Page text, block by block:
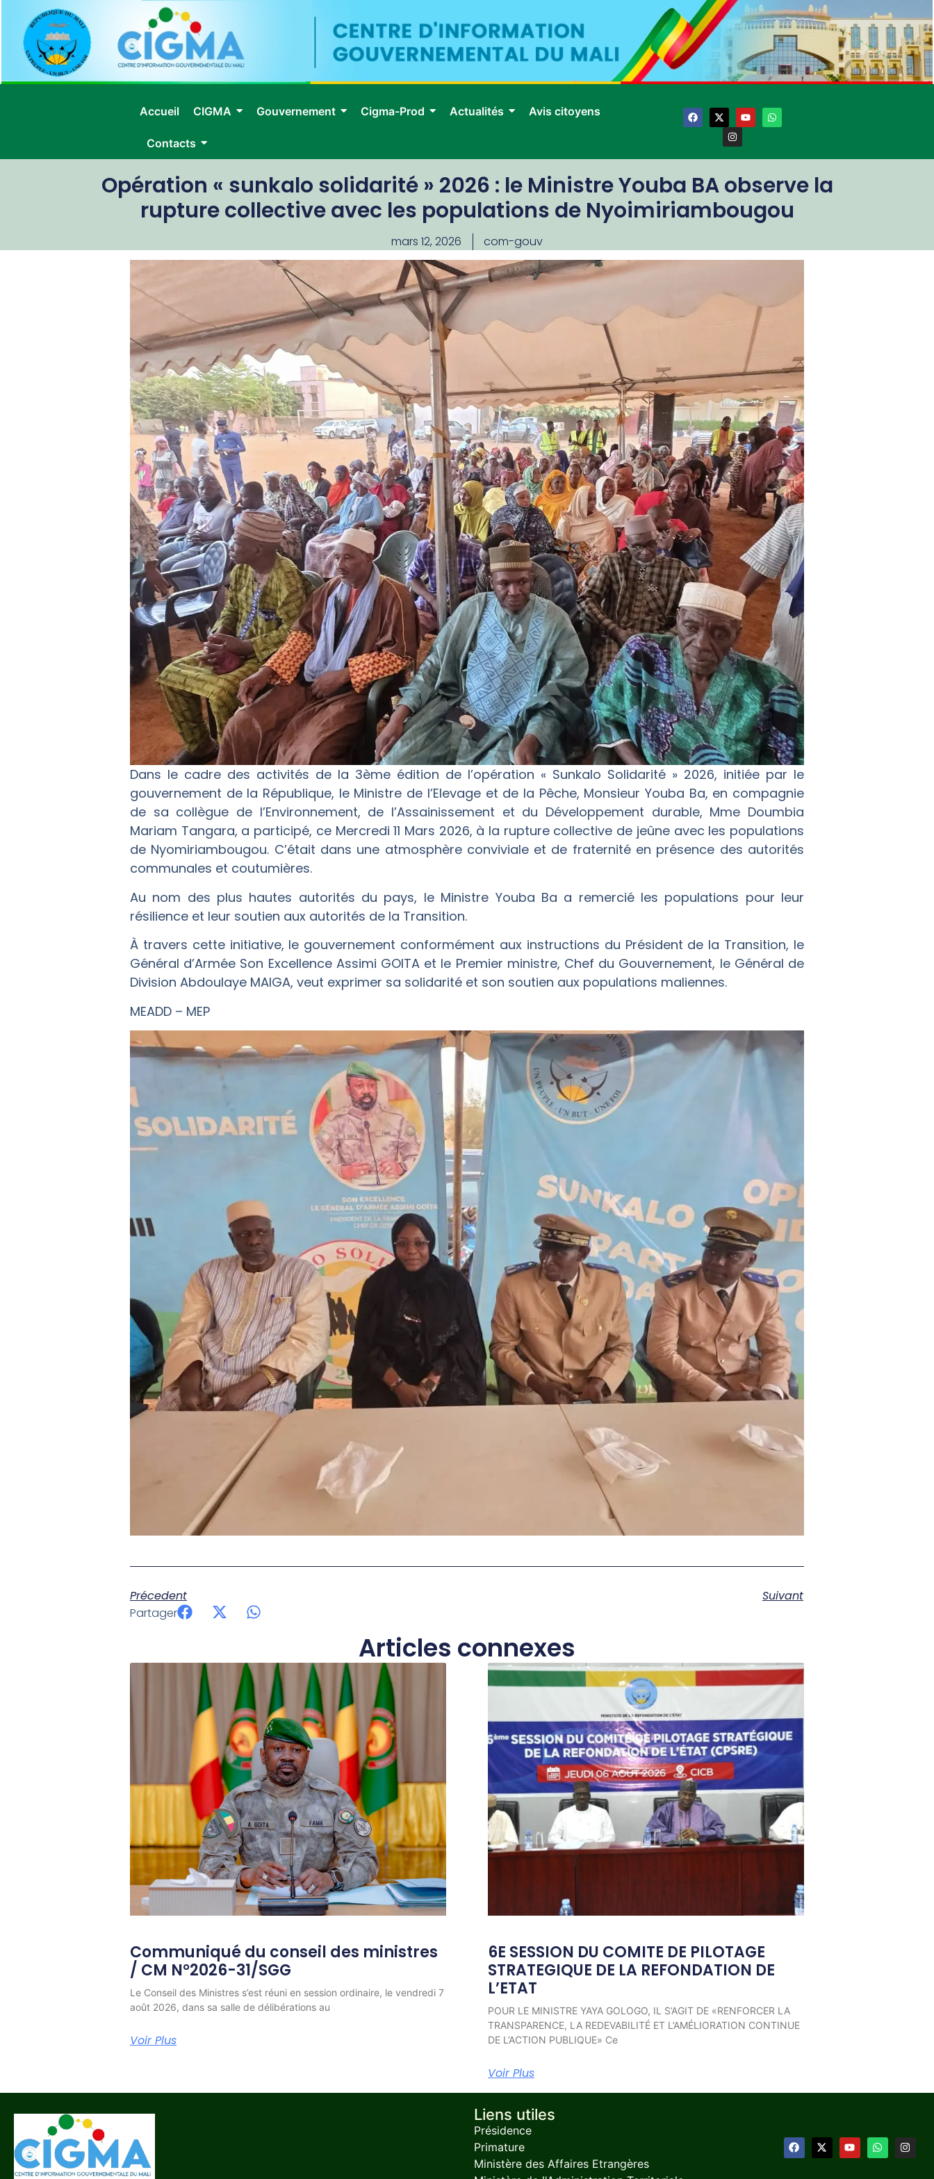
Accueil CIGMA Gouvernement Cigma-Prod Actualités Avis citoyens
Contacts
Opération « sunkalo solidarité » 2026 : le Ministre Youba BA observe la
rupture collective avec les populations de Nyoimiriambougou
mars 12, 2026 com-gouv
Dans le cadre des activités de la 3ème édition de l’opération « Sunkalo Solidarité » 2026, initiée par le
gouvernement de la République, le Ministre de l’Elevage et de la Pêche, Monsieur Youba Ba, en compagnie
de sa collègue de l’Environnement, de l’Assainissement et du Développement durable, Mme Doumbia
Mariam Tangara, a participé, ce Mercredi 11 Mars 2026, à la rupture collective de jeûne avec les populations
de Nyomiriambougou. C’était dans une atmosphère conviviale et de fraternité en présence des autorités
communales et coutumières.
Au nom des plus hautes autorités du pays, le Ministre Youba Ba a remercié les populations pour leur
résilience et leur soutien aux autorités de la Transition.
À travers cette initiative, le gouvernement conformément aux instructions du Président de la Transition, le
Général d’Armée Son Excellence Assimi GOITA et le Premier ministre, Chef du Gouvernement, le Général de
Division Abdoulaye MAIGA, veut exprimer sa solidarité et son soutien aux populations maliennes.
MEADD – MEP
Précedent
Suivant
Partager
Articles connexes
Communiqué du conseil des ministres
/ CM N°2026-31/SGG
Le Conseil des Ministres s’est réuni en session ordinaire, le vendredi 7
août 2026, dans sa salle de délibérations au
Voir Plus
6E SESSION DU COMITE DE PILOTAGE
STRATEGIQUE DE LA REFONDATION DE
L’ETAT
POUR LE MINISTRE YAYA GOLOGO, IL S’AGIT DE «RENFORCER LA
TRANSPARENCE, LA REDEVABILITÉ ET L’AMÉLIORATION CONTINUE
DE L’ACTION PUBLIQUE» Ce
Voir Plus
Liens utiles
Présidence
Primature
Ministère des Affaires Etrangères